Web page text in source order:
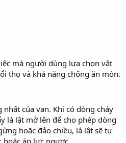
mà người dùng lựa chọn vật
thọ và khả năng chống ăn mòn.
của van. Khi có dòng chảy
lá lật mở lên để cho phép dòng
hoặc đảo chiều, lá lật sẽ tự
áp lực ngược.